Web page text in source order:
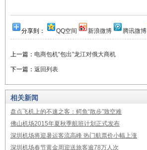
分享到： QQ空间 新浪微博 腾讯微博
上一篇： 电商包机“包出”龙江对俄大商机
下一篇： 返回列表
相关新闻
盘点飞机上的不速之客：鳄鱼“散步”致空难
佛山机场2015年夏秋季航班计划正式发布
深圳机场将迎暑运客流高峰 热门航票价小幅上涨
深圳机场春节黄金周迎送旅客逾78万人次